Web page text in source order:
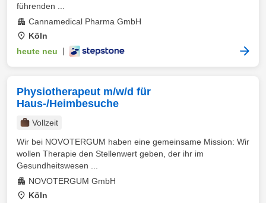
führenden ...
Cannamedical Pharma GmbH
Köln
heute neu
Physiotherapeut m/w/d für
Haus-/Heimbesuche
Vollzeit
Wir bei NOVOTERGUM haben eine gemeinsame Mission: Wir
wollen Therapie den Stellenwert geben, der ihr im
Gesundheitswesen ...
NOVOTERGUM GmbH
Köln